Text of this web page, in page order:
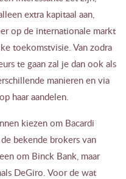
extra kapitaal aan,
op de internationale markt
toekomstvisie. Van zodra
te gaan zal je dan ook als
manieren en via
haar aandelen.
kiezen om Bacardi
bekende brokers van
om Binck Bank, maar
DeGiro. Voor de wat